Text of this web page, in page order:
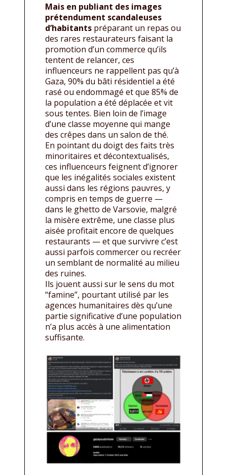
Mais en publiant des images
prétendument scandaleuses
d’habitants préparant un repas ou
des rares restaurateurs faisant la
promotion d’un commerce qu’ils
tentent de relancer, ces
influenceurs ne rappellent pas qu’à
Gaza, 90% du bâti résidentiel a été
rasé ou endommagé et que 85% de
la population a été déplacée et vit
sous tentes. Bien loin de l’image
d’une classe moyenne qui mange
des crêpes dans un salon de thé.
En pointant du doigt des faits très
minoritaires et décontextualisés,
ces influenceurs feignent d’ignorer
que les inégalités sociales existent
aussi dans les régions pauvres, y
compris en temps de guerre —
dans le ghetto de Varsovie, malgré
la misère extrême, une classe plus
aisée profitait encore de quelques
restaurants — et que survivre c’est
aussi parfois commercer ou recréer
un semblant de normalité au milieu
des ruines.
Ils jouent aussi sur le sens du mot
“famine”, pourtant utilisé par les
agences humanitaires dès qu’une
partie significative d’une population
n’a plus accès à une alimentation
suffisante.